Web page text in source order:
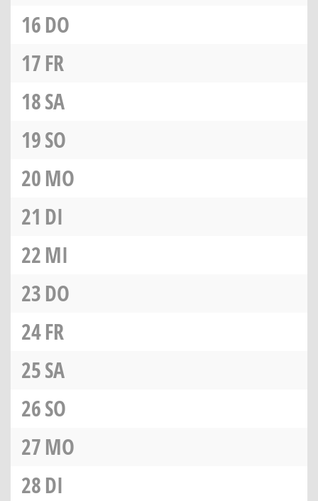
16DO
17FR
18SA
19SO
20MO
21 DI
22MI
23DO
24FR
25SA
26SO
27MO
28DI